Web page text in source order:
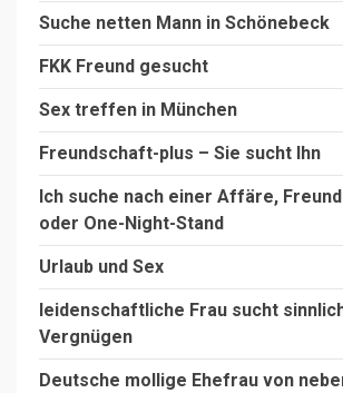
Suche netten Mann in Schönebeck
FKK Freund gesucht
Sex treffen in München
Freundschaft-plus – Sie sucht Ihn
Ich suche nach einer Affäre,
oder One-Night-Stand
Urlaub und Sex
leidenschaftliche Frau sucht
Vergnügen
Deutsche mollige Ehefrau von